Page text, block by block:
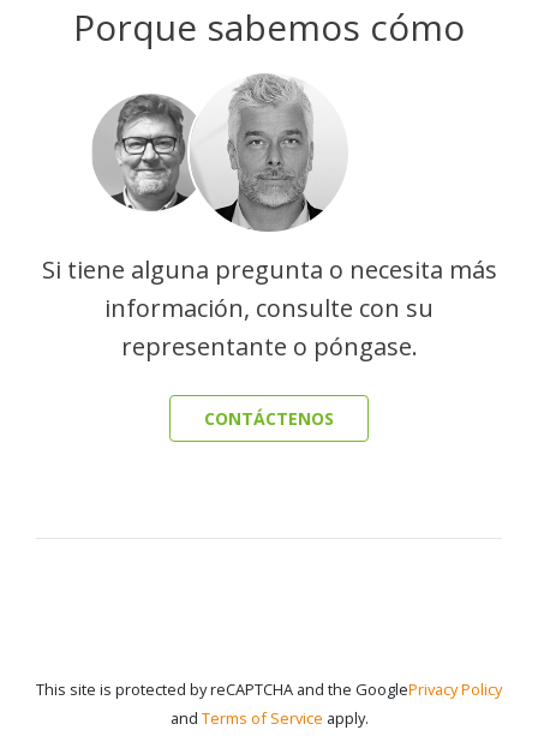
Porque sabemos cómo
Si tiene alguna pregunta o necesita más
información, consulte con su
representante o póngase.
CONTÁCTENOS
This site is protected by reCAPTCHA and the GooglePrivacy Policy
and Terms of Service apply.